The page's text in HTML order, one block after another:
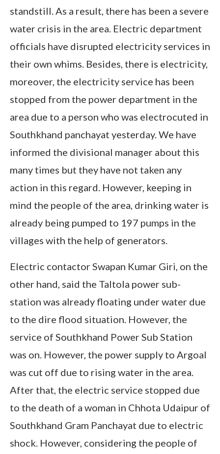
standstill. As a result, there has been a severe
water crisis in the area. Electric department
officials have disrupted electricity services in
their own whims. Besides, there is electricity,
moreover, the electricity service has been
stopped from the power department in the
area due to a person who was electrocuted in
Southkhand panchayat yesterday. We have
informed the divisional manager about this
many times but they have not taken any
action in this regard. However, keeping in
mind the people of the area, drinking water is
already being pumped to 197 pumps in the
villages with the help of generators.
Electric contactor Swapan Kumar Giri, on the
other hand, said the Taltola power sub-
station was already floating under water due
to the dire flood situation. However, the
service of Southkhand Power Sub Station
was on. However, the power supply to Argoal
was cut off due to rising water in the area.
After that, the electric service stopped due
to the death of a woman in Chhota Udaipur of
Southkhand Gram Panchayat due to electric
shock. However, considering the people of